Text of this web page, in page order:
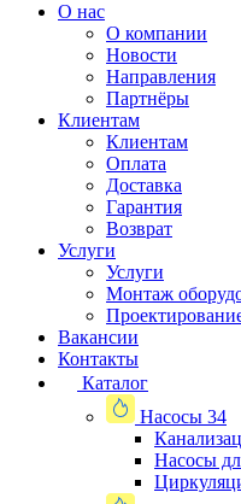
О нас
О компании
Новости
Направления
Партнёры
Клиентам
Клиентам
Оплата
Доставка
Гарантия
Возврат
Услуги
Услуги
Монтаж
Вакансии
Контакты
Каталог
Насосы 34
Насосы